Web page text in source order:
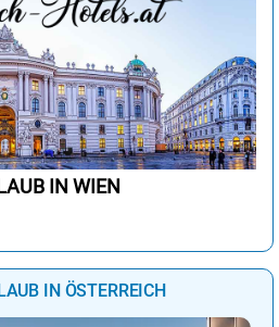
IN WIEN
IN ÖSTERREICH